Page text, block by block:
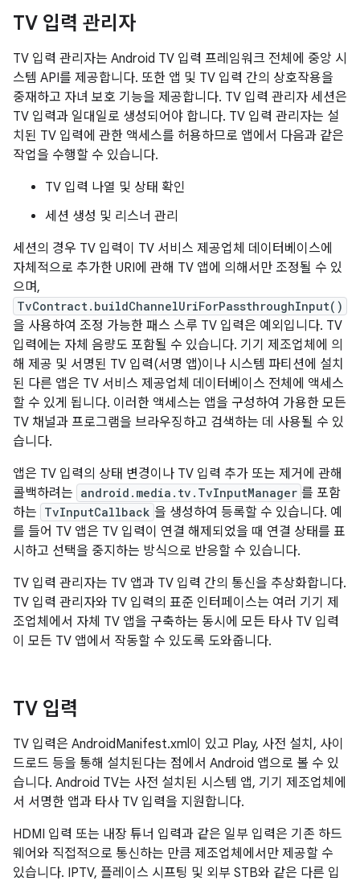
TV 입력 관리자
TV 입력 관리자는 Android TV 입력 프레임워크 전체에 중앙 시
스템 API를 제공합니다. 또한 앱 및 TV 입력 간의 상호작용을
중재하고 자녀 보호 기능을 제공합니다. TV 입력 관리자 세션은
TV 입력과 일대일로 생성되어야 합니다. TV 입력 관리자는 설
치된 TV 입력에 관한 액세스를 허용하므로 앱에서 다음과 같은
작업을 수행할 수 있습니다.
TV 입력 나열 및 상태 확인
세션 생성 및 리스너 관리
세션의 경우 TV 입력이 TV 서비스 제공업체 데이터베이스에
자체적으로 추가한 URI에 관해 TV 앱에 의해서만 조정될 수 있
으며,
TvContract.buildChannelUriForPassthroughInput()
을 사용하여 조정 가능한 패스 스루 TV 입력은 예외입니다. TV
입력에는 자체 음량도 포함될 수 있습니다. 기기 제조업체에 의
해 제공 및 서명된 TV 입력(서명 앱)이나 시스템 파티션에 설치
된 다른 앱은 TV 서비스 제공업체 데이터베이스 전체에 액세스
할 수 있게 됩니다. 이러한 액세스는 앱을 구성하여 가용한 모든
TV 채널과 프로그램을 브라우징하고 검색하는 데 사용될 수 있
습니다.
앱은 TV 입력의 상태 변경이나 TV 입력 추가 또는 제거에 관해
콜백하려는 android.media.tv.TvInputManager 를 포함
하는 TvInputCallback 을 생성하여 등록할 수 있습니다. 예
를 들어 TV 앱은 TV 입력이 연결 해제되었을 때 연결 상태를 표
시하고 선택을 중지하는 방식으로 반응할 수 있습니다.
TV 입력 관리자는 TV 앱과 TV 입력 간의 통신을 추상화합니다.
TV 입력 관리자와 TV 입력의 표준 인터페이스는 여러 기기 제
조업체에서 자체 TV 앱을 구축하는 동시에 모든 타사 TV 입력
이 모든 TV 앱에서 작동할 수 있도록 도와줍니다.
TV 입력
TV 입력은 AndroidManifest.xml이 있고 Play, 사전 설치, 사이
드로드 등을 통해 설치된다는 점에서 Android 앱으로 볼 수 있
습니다. Android TV는 사전 설치된 시스템 앱, 기기 제조업체에
서 서명한 앱과 타사 TV 입력을 지원합니다.
HDMI 입력 또는 내장 튜너 입력과 같은 일부 입력은 기존 하드
웨어와 직접적으로 통신하는 만큼 제조업체에서만 제공할 수
있습니다. IPTV, 플레이스 시프팅 및 외부 STB와 같은 다른 입